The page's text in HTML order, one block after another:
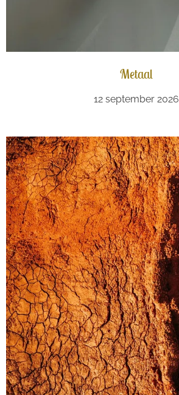
Metaal
12 september 2026